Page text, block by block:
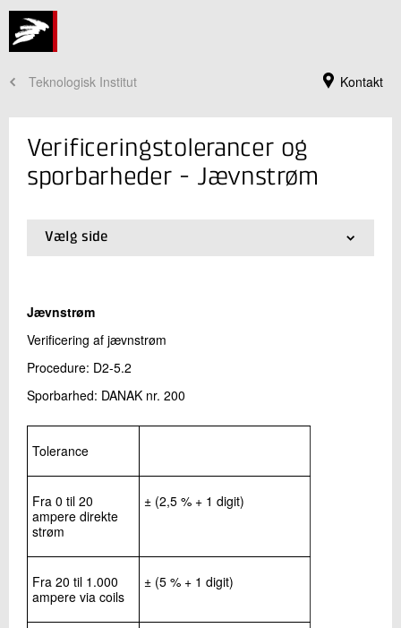
Kontakt
Teknologisk Institut
Peter Rytter
Chefkonsulent
Automobilteknik
Skriv til mig
Verificeringstolerancer og
sporbarheder - Jævnstrøm
Vælg side
01.Startside
04.Gasanalyseudstyr
05.Røggasmålere
07.Jævnstrøm
08.Resistans
10.Omdrejningstal og frekvens
11.Camvinkel og forstillingsvinkel
14. Bremseprøvestande
15.Geometrisk måleudstyr
16.
17.Hjulafbalanceringsmaskiner
18.Styretøjsapparater
19.Lygteindstillingsapparater
20.Oscilloskoper til motortestere
Jævnstrøm
Verificering af jævnstrøm
Procedure: D2-5.2
Sporbarhed: DANAK nr. 200
Tolerance
Fra 0 til 20
ampere direkte
strøm
± (2,5 % + 1 digit)
Fra 20 til 1.000
ampere via coils
± (5 % + 1 digit)